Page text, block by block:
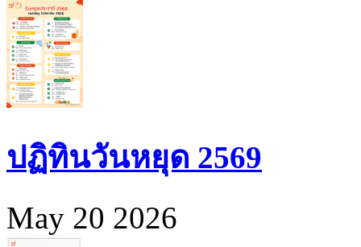
ปฏิทินวันหยุด 2569
May 20 2026